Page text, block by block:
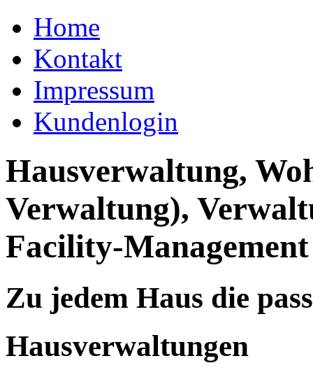
Home
Kontakt
Impressum
Kundenlogin
Hausverwaltung,
Verwaltung),
Facility-Management
Zu jedem Haus die
Hausverwaltungen